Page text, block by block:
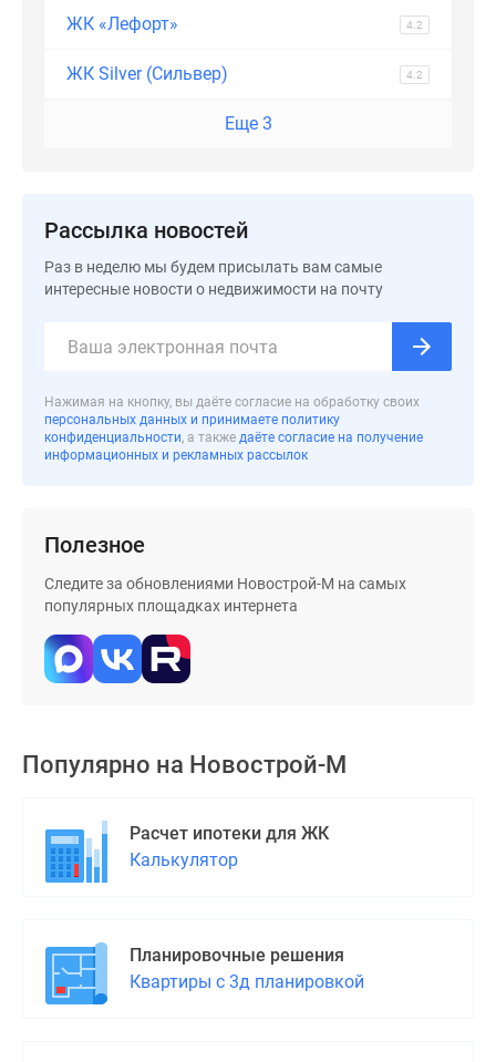
новостроек
застройщиком
Программа
реновации
Новостройки
класса
Новостройки
бизнес-
ипотека
Дома
коттеджи
Коттеджные
поселки
Москве
поселки
Строящиеся
Коттеджные
поселки
ЖК «Лефорт» 4.2
ЖК Silver (Сильвер) 4.2
Еще 3
Рассылка новостей
Раз в неделю мы будем присылать вам самые
интересные новости о недвижимости на почту
Нажимая на кнопку, вы даёте согласие на обработку своих
персональных данных и принимаете политику
конфиденциальности, а также даёте согласие на получение
информационных и рекламных рассылок
Полезное
Следите за обновлениями Новострой-М на самых
популярных площадках интернета
Популярно на Новострой-М
Расчет ипотеки для ЖК
Калькулятор
Планировочные решения
Квартиры с 3д планировкой